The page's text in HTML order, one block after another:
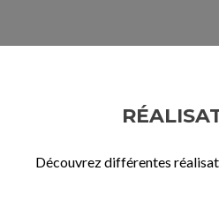
Découvrez différentes